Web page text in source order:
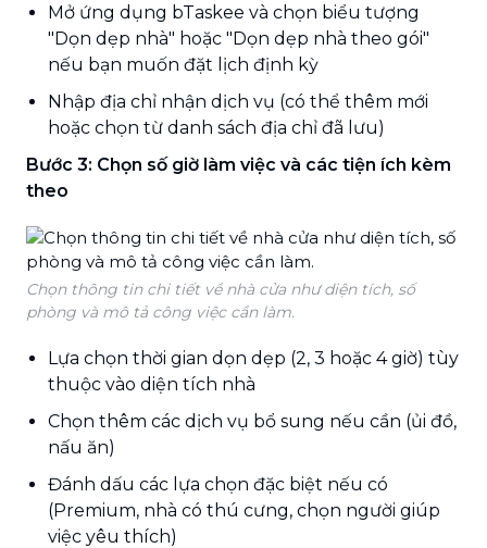
Mở ứng dụng bTaskee và chọn biểu tượng
"Dọn dẹp nhà" hoặc "Dọn dẹp nhà theo gói"
nếu bạn muốn đặt lịch định kỳ
Nhập địa chỉ nhận dịch vụ (có thể thêm mới
hoặc chọn từ danh sách địa chỉ đã lưu)
Bước 3: Chọn số giờ làm việc và các tiện ích kèm
theo
Chọn thông tin chi tiết về nhà cửa như diện tích, số
phòng và mô tả công việc cần làm.
Lựa chọn thời gian dọn dẹp (2, 3 hoặc 4 giờ) tùy
thuộc vào diện tích nhà
Chọn thêm các dịch vụ bổ sung nếu cần (ủi đồ,
nấu ăn)
Đánh dấu các lựa chọn đặc biệt nếu có
(Premium, nhà có thú cưng, chọn người giúp
việc yêu thích)